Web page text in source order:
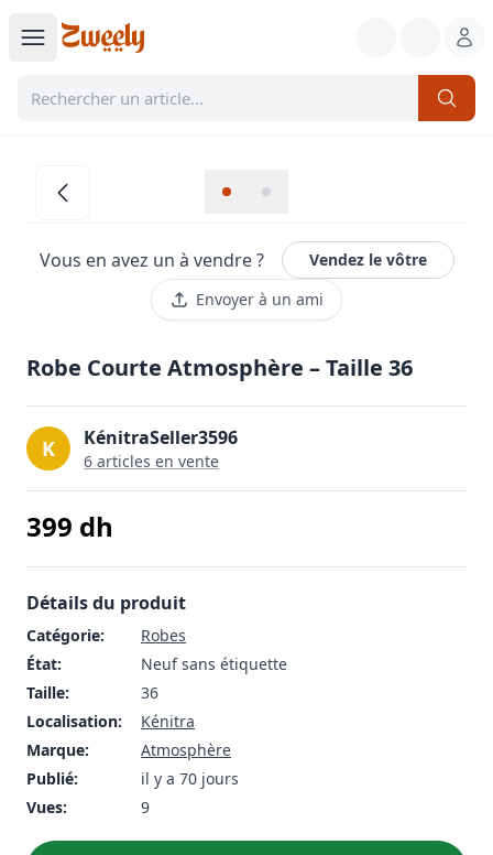
Vous en avez un à vendre ?
Vendez le vôtre
Envoyer à un ami
Robe Courte Atmosphère – Taille 36
K KénitraSeller3596
6 articles en vente
399 dh
Détails du produit
Catégorie:
Robes
État:
Neuf sans étiquette
Taille:
36
Localisation:
Kénitra
Marque:
Atmosphère
Publié:
il y a 70 jours
Vues:
9